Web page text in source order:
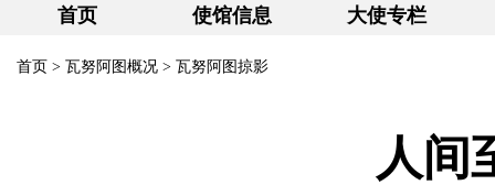
首页 使馆信息 大使专栏
首页 > 瓦努阿图概况 > 瓦努阿图掠影
人间